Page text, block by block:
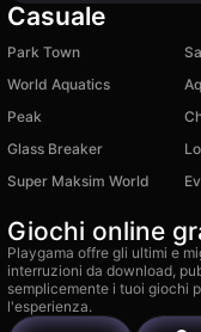
Casuale
Park Town
World Aquatics
Peak
Glass Breaker
Super Maksim World
Giochi online
Playgama offre gli ultimi e
interruzioni da download,
semplicemente i tuoi giochi
l'esperienza.